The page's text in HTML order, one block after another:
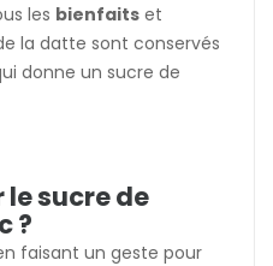
les bienfaits et
la datte sont conservés
donne un sucre de
sucre de
?
faisant un geste pour